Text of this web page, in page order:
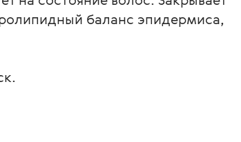
баланс эпидермиса,